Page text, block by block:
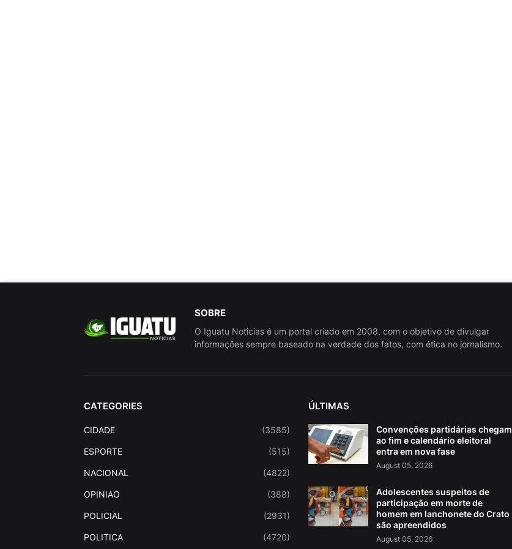
SOBRE
O Iguatu Noticias é um portal criado em 2008, com o objetivo de divulgar
informações sempre baseado na verdade dos fatos, com ética no jornalismo.
CATEGORIES
CIDADE (3585)
ESPORTE (515)
NACIONAL (4822)
OPINIAO (388)
POLICIAL (2931)
POLITICA (4720)
ÚLTIMAS
Convenções partidárias chegam
ao fim e calendário eleitoral
entra em nova fase
August 05, 2026
Adolescentes suspeitos de
participação em morte de
homem em lanchonete do Crato
são apreendidos
August 05, 2026